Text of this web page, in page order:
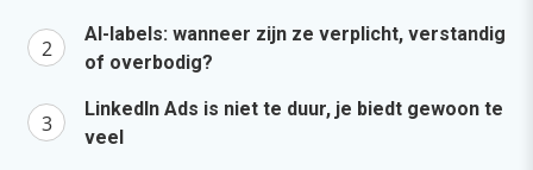
AI-labels: wanneer zijn ze verplicht, verstandig
of overbodig?
LinkedIn Ads is niet te duur, je biedt gewoon te
veel